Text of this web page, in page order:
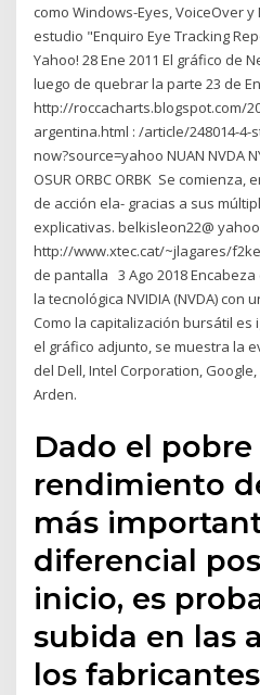
como Windows-Eyes, VoiceOver y
estudio "Enquiro Eye Tracking
Yahoo! 28 Ene 2011 El gráfico de
luego de quebrar la parte 23 de
http://roccacharts.blogspot.com/
argentina.html : /article/248014-
now?source=yahoo NUAN NVDA
OSUR ORBC ORBK Se
de acción ela- gracias a sus
explicativas. belkisleon22@
http://www.xtec.cat/~jlagares/
de pantalla 3 Ago 2018
la tecnológica NVIDIA (NVDA) con
Como la capitalización bursátil es
el gráfico adjunto, se muestra la
del Dell, Intel Corporation,
Arden.
Dado el pobre
rendimiento
más
diferencial
inicio, es
subida en las
los